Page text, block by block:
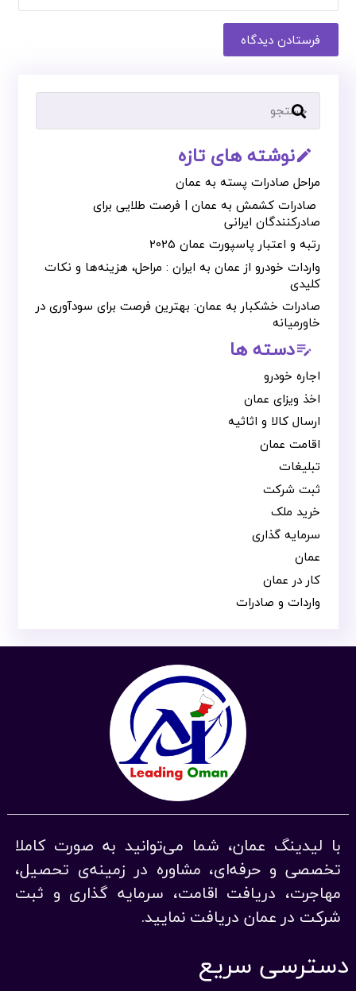
فرستادن دیدگاه
mode_edit_outlineنوشته های تازه
مراحل صادرات پسته به عمان
صادرات کشمش به عمان | فرصت طلایی برای
صادرکنندگان ایرانی
رتبه و اعتبار پاسپورت عمان 2025
واردات خودرو از عمان به ایران : مراحل، هزینه‌ها و نکات
کلیدی
صادرات خشکبار به عمان: بهترین فرصت برای سودآوری در
خاورمیانه
edit_noteدسته ها
اجاره خودرو
اخذ ویزای عمان
ارسال کالا و اثاثیه
اقامت عمان
تبلیغات
ثبت شرکت
خرید ملک
سرمایه گذاری
عمان
کار در عمان
واردات و صادرات
با لیدینگ عمان، شما می‌توانید به صورت کاملا
تخصصی و حرفه‌ای، مشاوره در زمینه‌ی تحصیل،
مهاجرت، دریافت اقامت، سرمایه گذاری و ثبت
شرکت در عمان دریافت نمایید.
دسترسی سریع